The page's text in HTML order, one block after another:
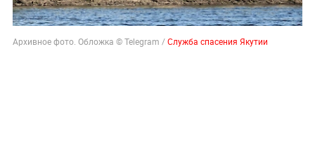
Архивное фото. Обложка © Telegram /Служба спасения Якутии